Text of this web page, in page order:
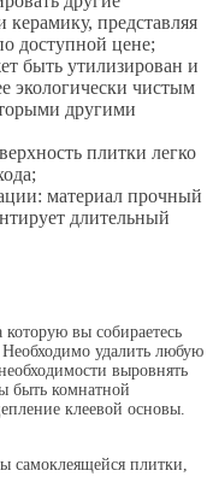
представляя
доступной цене;
быть утилизирован и
экологически чистым
другими
плитки легко
материал прочный
длительный
вы собираетесь
Необходимо удалить любую
выровнять
быть комнатной
клеевой основы.
самоклеящейся плитки,